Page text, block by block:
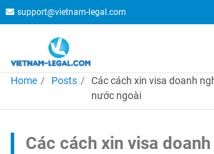
support@vietnam-legal.com
Home Posts
Các cách xin visa doanh
nước ngoài
Các cách xin visa